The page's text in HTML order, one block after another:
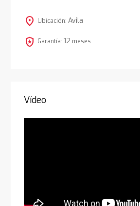
location_on Ubicación: Avila
local_police Garantía: 12 meses
Vídeo